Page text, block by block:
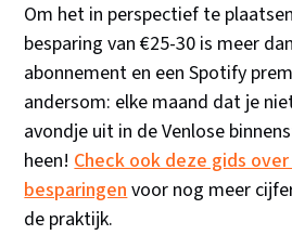
Om het in perspectief te
besparing van €25-30 is meer
abonnement en een Spotify
andersom: elke maand dat je
avondje uit in de Venlose
heen!Check ook deze gids
besparingenvoor nog meer
de praktijk.